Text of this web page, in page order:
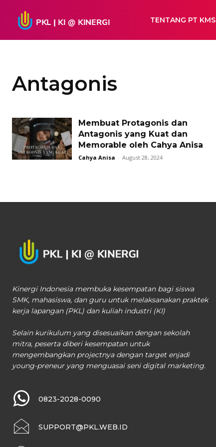
TENTANG PT KMS
Antagonis
Membuat Protagonis dan
Antagonis yang Kuat dan
Memorable oleh Cahya Anisa
Cahya Anisa - August 28, 2024
Kinergi Indonesia membuka kesempatan bagi siswa
SMK, mahasiswa, dan guru untuk melaksanakan praktek
kerja lapangan (PKL) dan kuliah industri (KI)
Selain kurikulum yang disesuaikan dengan sekolah
mitra, peserta diberi kesempatan untuk
mengembangkan projectnya dengan target enjadi
young-preneur yang menguasai seni digital marketing.
0823-2028-0090
SUPPORT@PKL.WEB.ID